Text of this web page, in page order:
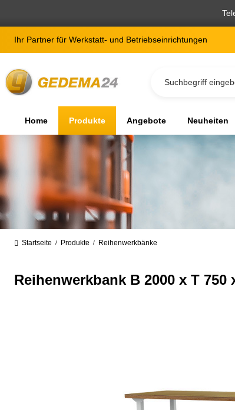
Ihr Partner für Werkstatt- und Betriebseinrichtungen
Home Produkte Angebote Neuheiten
Startseite / Produkte / Reihenwerkbänke
Reihenwerkbank B 2000 x T